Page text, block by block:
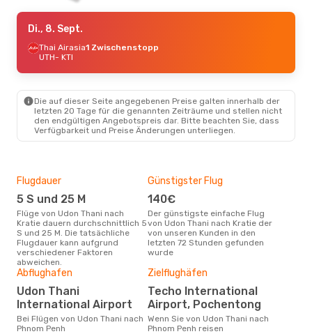
Di., 8. Sept.
Thai Airasia1 Zwischenstopp
UTH- KTI
Die auf dieser Seite angegebenen Preise galten innerhalb der
letzten 20 Tage für die genannten Zeiträume und stellen nicht
den endgültigen Angebotspreis dar. Bitte beachten Sie, dass
Verfügbarkeit und Preise Änderungen unterliegen.
Flugdauer
5 S und 25 M
Flüge von Udon Thani nach
Kratie dauern durchschnittlich 5
S und 25 M. Die tatsächliche
Flugdauer kann aufgrund
verschiedener Faktoren
abweichen.
Günstigster Flug
140€
Der günstigste einfache Flug
von Udon Thani nach Kratie der
von unseren Kunden in den
letzten 72 Stunden gefunden
wurde
Abflughafen
Udon Thani
International Airport
Bei Flügen von Udon Thani nach
Phnom Penh
Zielflughäfen
Techo International
Airport, Pochentong
Wenn Sie von Udon Thani nach
Phnom Penh reisen